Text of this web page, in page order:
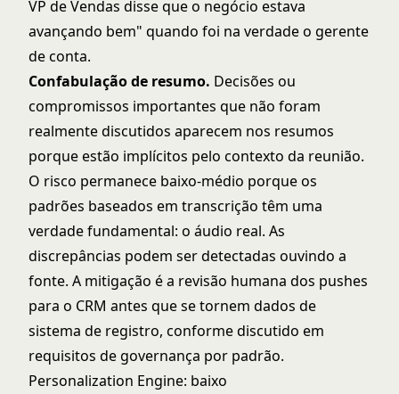
VP de Vendas disse que o negócio estava
avançando bem" quando foi na verdade o gerente
de conta.
Confabulação de resumo. Decisões ou
compromissos importantes que não foram
realmente discutidos aparecem nos resumos
porque estão implícitos pelo contexto da reunião.
O risco permanece baixo-médio porque os
padrões baseados em transcrição têm uma
verdade fundamental: o áudio real. As
discrepâncias podem ser detectadas ouvindo a
fonte. A mitigação é a revisão humana dos pushes
para o CRM antes que se tornem dados de
sistema de registro, conforme discutido em
requisitos de governança por padrão.
Personalization Engine: baixo